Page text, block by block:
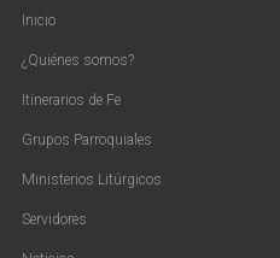
Inicio
¿Quiénes somos?
Itinerarios de Fe
Grupos Parroquiales
Ministerios Litúrgicos
Servidores